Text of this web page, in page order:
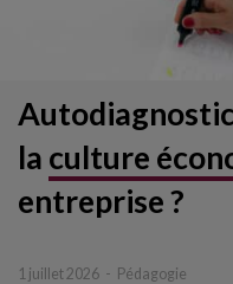
Autodiagnostic
la culture
entreprise ?
1 juillet 2026 Pédagogie